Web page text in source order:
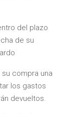
del plazo
de su
compra una
los gastos
devueltos.